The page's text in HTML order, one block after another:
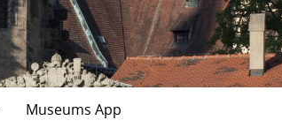
Museums App